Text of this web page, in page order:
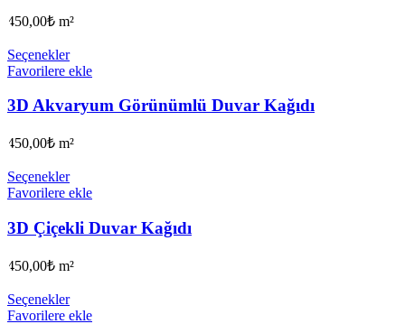
450,00₺ m²
Seçenekler
Favorilere ekle
3D Akvaryum Görünümlü Duvar Kağıdı
450,00₺ m²
Seçenekler
Favorilere ekle
3D Çiçekli Duvar Kağıdı
450,00₺ m²
Seçenekler
Favorilere ekle